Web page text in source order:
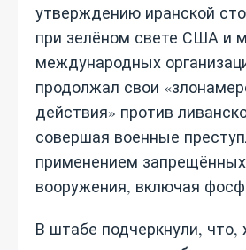
утверждению иранской
при зелёном свете США и
международных
продолжал свои
действия» против
совершая военные
применением
вооружения, включая
В штабе подчеркнули, что,